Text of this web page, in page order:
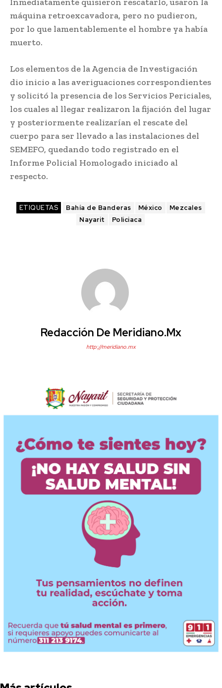
máquina retroexcavadora, pero no pudieron,
por lo que lamentablemente el hombre ya había
muerto.
Los elementos de la Agencia de Investigación
dio inicio a las averiguaciones correspondientes
y solicitó la presencia de los Servicios Periciales,
los cuales al llegar realizaron la fijación del lugar
y posteriormente realizarían el rescate del
cuerpo para ser llevado a las instalaciones del
SEMEFO, quedando todo registrado en el
Informe Policial Homologado iniciado al
respecto.
ETIQUETAS Bahía de Banderas México
Mezcales
Nayarit
Policiaca
Redacción De Meridiano.mx
http://meridiano.mx